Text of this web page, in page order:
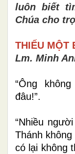
luôn biết
Chúa cho
THIẾU MỘT
Lm. Minh
“Ông
đâu!”.
“Nhiều
Thánh
có lại không